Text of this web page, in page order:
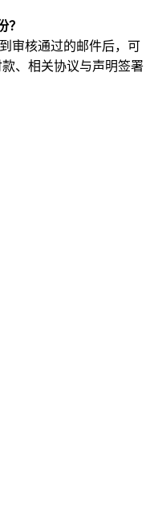
？
审核通过的邮件后，可
款、相关协议与声明签署